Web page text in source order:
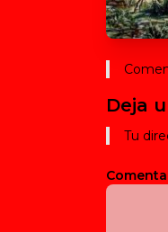
Deja
Tu